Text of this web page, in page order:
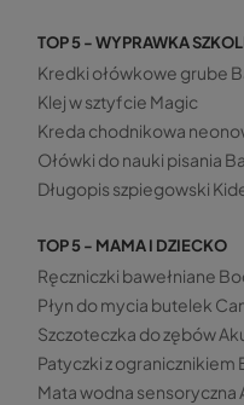
TOP 5 - WYPRAWKA
Kredki ołówkowe grube
Klej w sztyfcie Magic
Kreda chodnikowa
Ołówki do nauki pisania
Długopis szpiegowski
TOP 5 - MAMA I DZIECKO
Ręczniczki bawełniane
Płyn do mycia butelek
Szczoteczka do zębów
Patyczki z ogranicznikiem
Mata wodna sensoryczna